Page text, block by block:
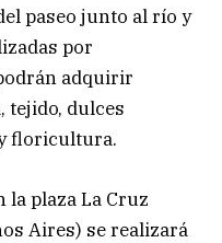
paseo junto al río y
por
adquirir
tejido, dulces
floricultura.
la plaza La Cruz
Aires) se realizará